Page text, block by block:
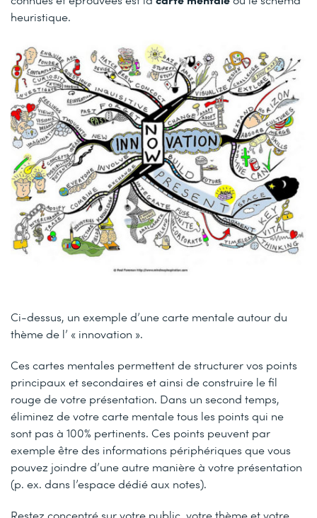
heuristique.
Ci-dessus, un exemple d’une carte mentale autour du
thème de l’ « innovation ».
Ces cartes mentales permettent de structurer vos points
principaux et secondaires et ainsi de construire le fil
rouge de votre présentation. Dans un second temps,
éliminez de votre carte mentale tous les points qui ne
sont pas à 100% pertinents. Ces points peuvent par
exemple être des informations périphériques que vous
pouvez joindre d’une autre manière à votre présentation
(p. ex. dans l’espace dédié aux notes).
Restez concentré sur votre public, votre thème et votre